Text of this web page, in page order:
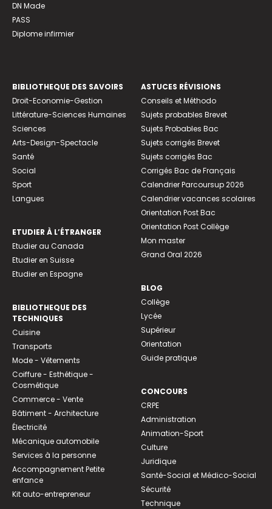
DN Made
PASS
Diplome infirmier
BIBLIOTHEQUE DES SAVOIRS
Droit-Economie-Gestion
Littérature-Sciences Humaines
Sciences
Arts-Design-Spectacle
Santé
Social
Sport
Langues
ETUDIER À L’ÉTRANGER
Etudier au Canada
Etudier en Suisse
Etudier en Espagne
BIBLIOTHEQUE DES
TECHNIQUES
Cuisine
Transports
Mode - Vêtements
Coiffure - Esthétique -
Cosmétique
Commerce - Vente
Bâtiment - Architecture
Électricité
Mécanique automobile
Services à la personne
Accompagnement Petite
enfance
Kit auto-entrepreneur
ASTUCES RÉVISIONS
Conseils et Méthodo
Sujets probables Brevet
Sujets Probables Bac
Sujets corrigés Brevet
Sujets corrigés Bac
Corrigés Bac de Français
Calendrier Parcoursup 2026
Calendrier vacances scolaires
Orientation Post Bac
Orientation Post Collège
Mon master
Grand Oral 2026
BLOG
Collège
Lycée
Supérieur
Orientation
Guide pratique
CONCOURS
CRPE
Administration
Animation-Sport
Culture
Juridique
Santé-Social et Médico-Social
Sécurité
Technique